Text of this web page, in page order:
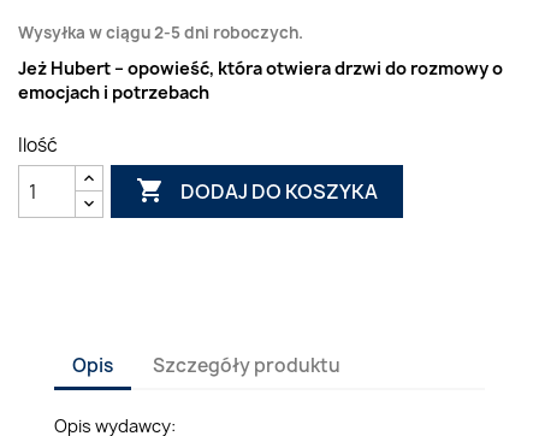
Wysyłka w ciągu 2-5 dni roboczych.
Jeż Hubert – opowieść, która otwiera drzwi do rozmowy o
emocjach i potrzebach
Ilość
 DODAJ DO KOSZYKA
Opis Szczegóły produktu
Opis wydawcy: